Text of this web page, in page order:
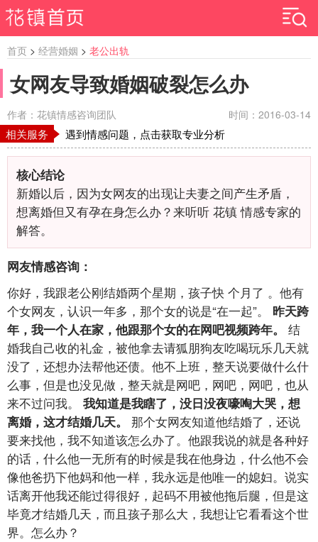
首页 > 经营婚姻 > 老公出轨
女网友导致婚姻破裂怎么办
作者：花镇情感咨询团队 时间：2016-03-14
相关服务 遇到情感问题，点击获取专业分析
核心结论
新婚以后，因为女网友的出现让夫妻之间产生矛盾，
想离婚但又有孕在身怎么办？来听听 花镇 情感专家的
解答。
网友情感咨询：
你好，我跟老公刚结婚两个星期，孩子快 个月了 。他有
个女网友，认识一年多，那个女的说是“在一起”。 昨天跨
年，我一个人在家，他跟那个女的在网吧视频跨年。 结
婚我自己收的礼金，被他拿去请狐朋狗友吃喝玩乐几天就
没了，还想办法帮他还债。他不上班，整天说要做什么什
么事，但是也没见做，整天就是网吧，网吧，网吧，也从
来不过问我。 我知道是我瞎了，没日没夜嚎啕大哭，想
离婚，这才结婚几天。 那个女网友知道他结婚了，还说
要来找他，我不知道该怎么办了。他跟我说的就是各种好
的话，什么他一无所有的时候是我在他身边，什么他不会
像他爸扔下他妈和他一样，我永远是他唯一的媳妇。说实
话离开他我还能过得很好，起码不用被他拖后腿，但是这
毕竟才结婚几天，而且孩子那么大，我想让它看看这个世
界。怎么办？